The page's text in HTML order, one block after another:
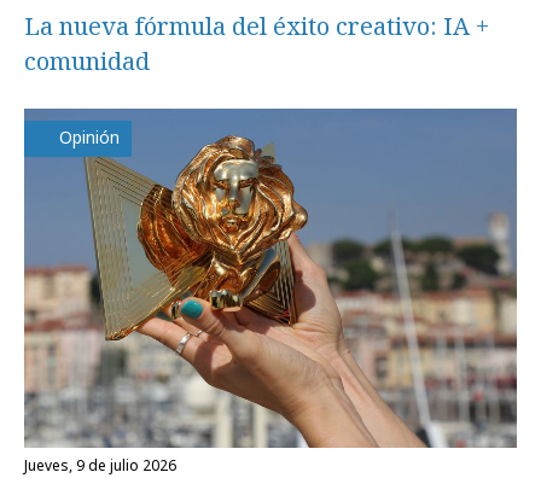
La nueva fórmula del éxito creativo: IA +
comunidad
Opinión
jueves, 9 de julio 2026